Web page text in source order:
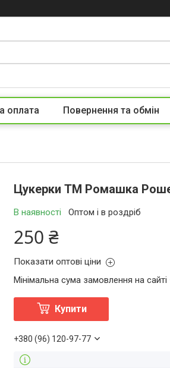
оплата Повернення та обмін
Цукерки ТМ Ромашка
В наявності Оптом і в роздріб
250 ₴
Показати оптові ціни
Мінімальна сума замовлення на
Купити
+380 (96) 120-97-77